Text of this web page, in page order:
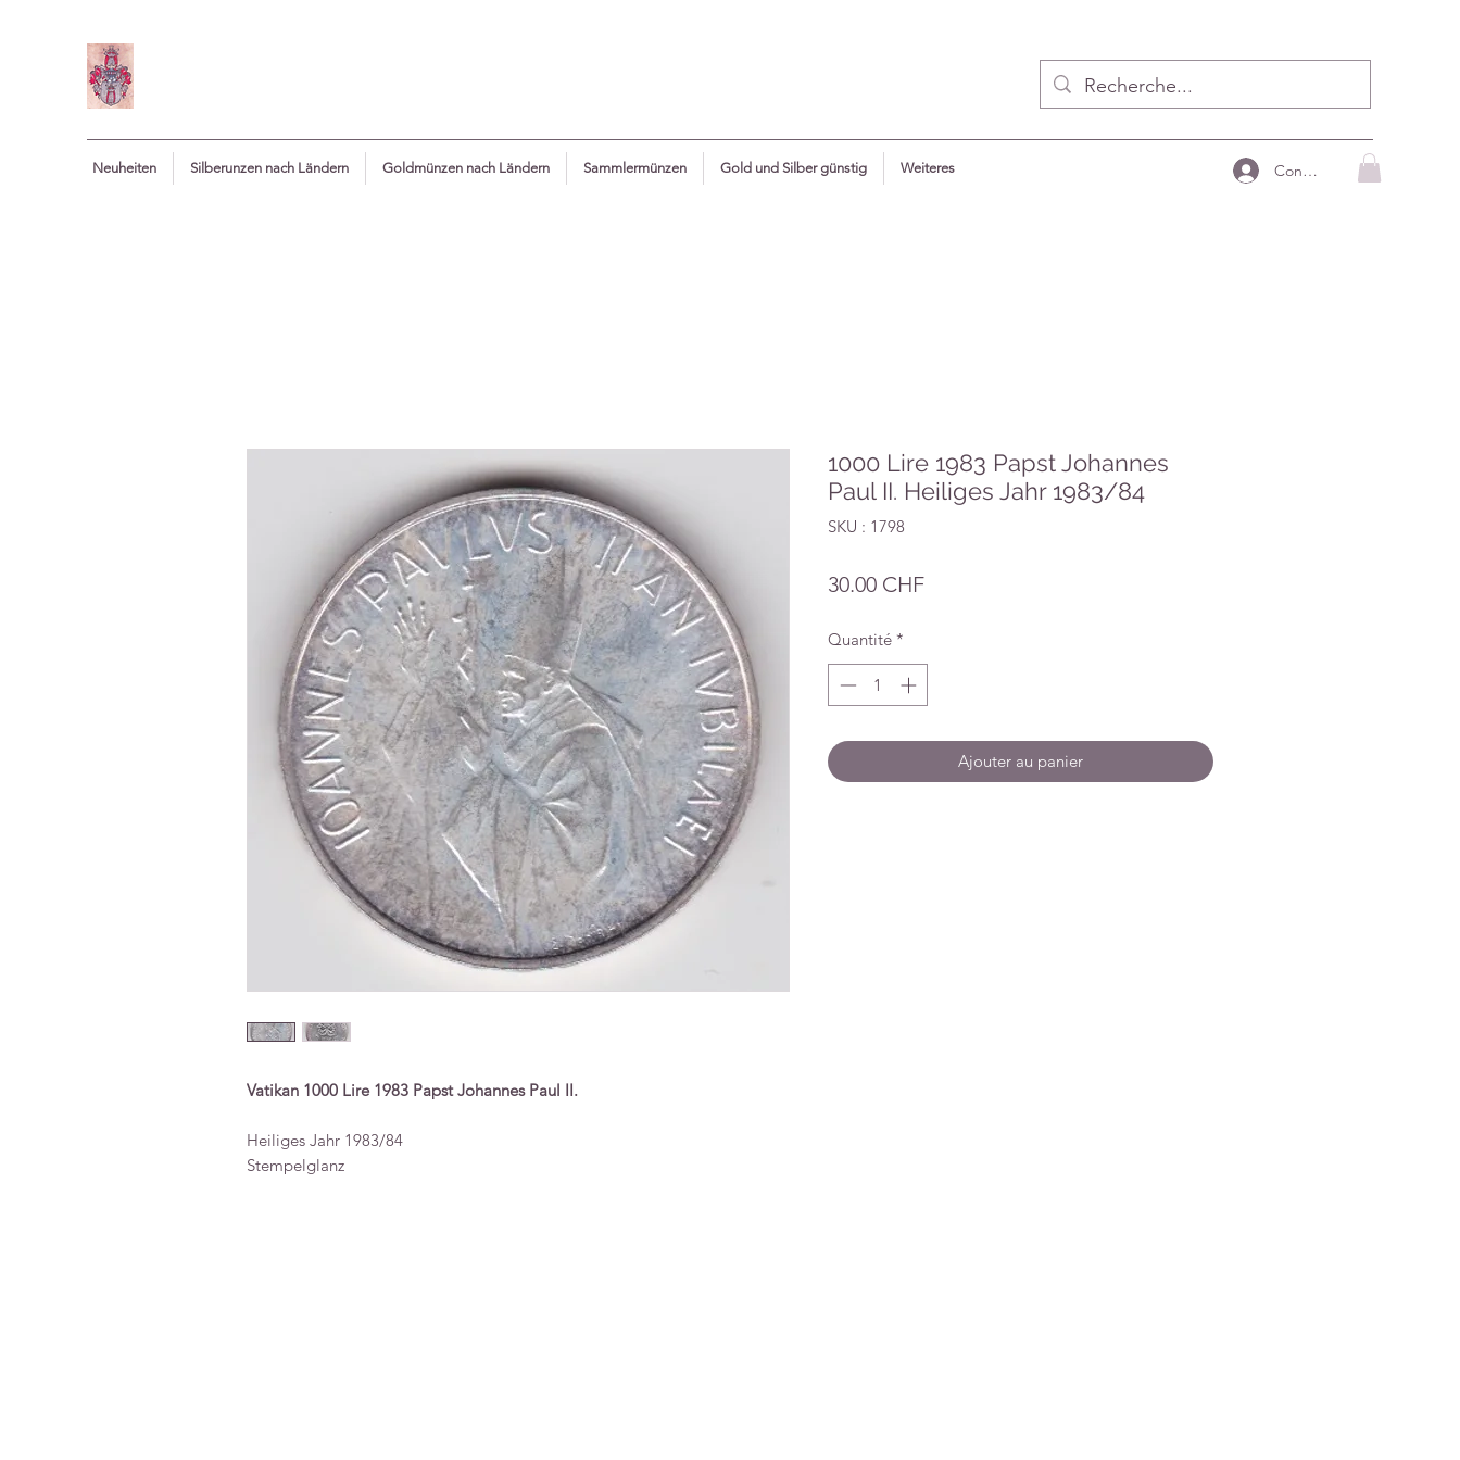
Neuheiten Silberunzen nach Ländern Goldmünzen nach Ländern Sammlermünzen Gold und Silber günstig Weiteres Connecter
Vatikan 1000 Lire 1983 Papst Johannes Paul II.
Heiliges Jahr 1983/84
Stempelglanz
1000 Lire 1983 Papst Johannes
Paul II. Heiliges Jahr 1983/84
SKU : 1798
30.00 CHFPrix
Quantité *
Ajouter au panier